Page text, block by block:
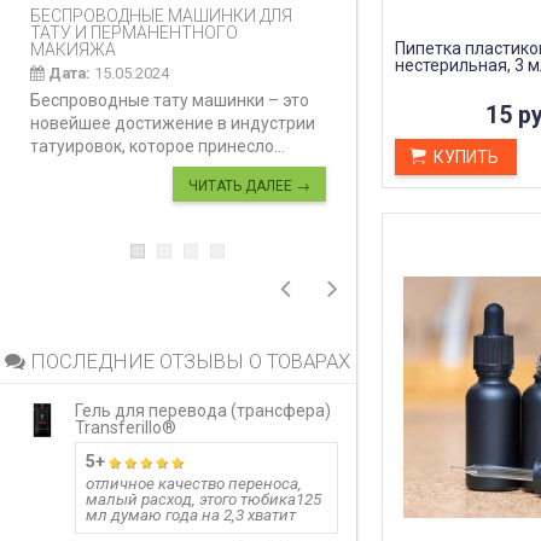
БЕСПРОВОДНЫЕ МАШИНКИ ДЛЯ
ТАТУ И ПЕРМАНЕНТНОГО
МАКИЯЖА
Дата: 15.05.2024
Беспроводные тату машинки – это
новейшее достижение в индустрии
татуировок, которое принесло...
ЧИТАТЬ ДАЛЕЕ →
Дата:28.02.2024
инновационная
процедура,
улучшения...
ПОСЛЕДНИЕ ОТЗЫВЫ О ТОВАРАХ
Гель для перевода (трансфера)
Transferillo®
5+
отличное качество переноса,
малый расход, этого тюбика125
мл думаю года на 2,3 хватит
Гель для
детжится до
одного стика 5
больших работ,
Пипетка
нестерильная, 3
15
КУПИТЬ